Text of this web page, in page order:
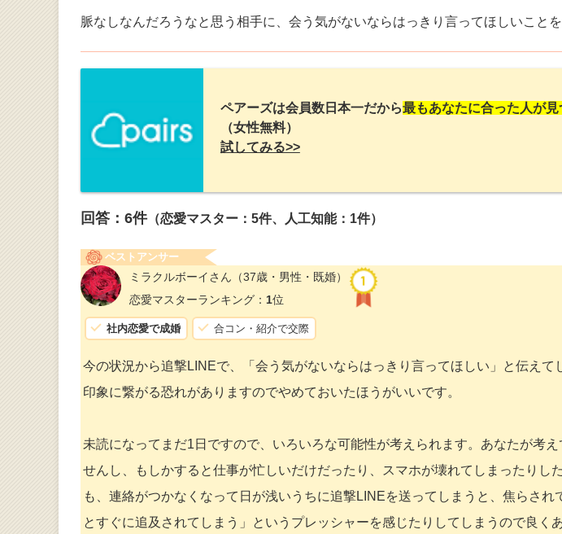
脈なしなんだろうなと思う相手に、会う気がないならはっきり言ってほしいこと
ペアーズは会員数日本一だから最もあなたに合った人が見
（女性無料）
試してみる>>
回答： 6件（恋愛マスター：5件、人工知能：1件）
ベストアンサー
ミラクルボーイさん （37歳・男性・既婚）
恋愛マスターランキング： 1位
社内恋愛で成婚 合コン・紹介で交際
今の状況から追撃LINEで、「会う気がないならはっきり言ってほしい」と伝えて
印象に繋がる恐れがありますのでやめておいたほうがいいです。
未読になってまだ1日ですので、いろいろな可能性が考えられます。あなたが考
せんし、もしかすると仕事が忙しいだけだったり、スマホが壊れてしまったりし
も、連絡がつかなくなって日が浅いうちに追撃LINEを送ってしまうと、焦らさ
とすぐに追及されてしまう」というプレッシャーを感じたりしてしまうので良く